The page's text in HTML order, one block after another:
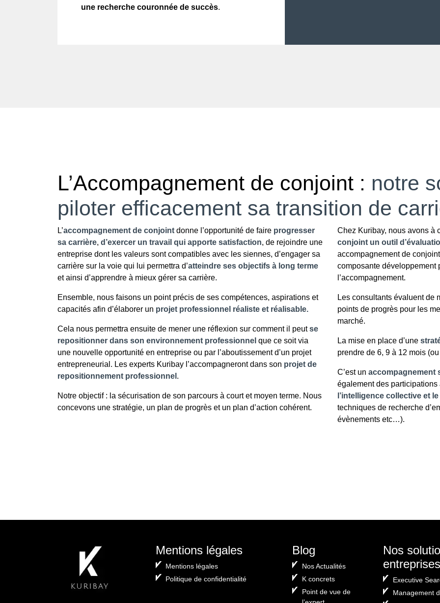
une recherche couronnée de succès.
L’Accompagnement de conjoint : notre
piloter efficacement sa transition de
L’accompagnement de conjoint donne l’opportunité de faire progresser
sa carrière, d’exercer un travail qui apporte satisfaction, de rejoindre une
entreprise dont les valeurs sont compatibles avec les siennes, d’engager sa
carrière sur la voie qui lui permettra d’atteindre ses objectifs à long terme
et ainsi d’apprendre à mieux gérer sa carrière.
Ensemble, nous faisons un point précis de ses compétences, aspirations et
capacités afin d’élaborer un projet professionnel réaliste et réalisable.
Cela nous permettra ensuite de mener une réflexion sur comment il peutse
repositionner dans son environnement professionnel que ce soit via
une nouvelle opportunité en entreprise ou par l’aboutissement d’un projet
entrepreneurial. Les experts Kuribay l’accompagneront dans son projet de
repositionnement professionnel .
Notre objectif : la sécurisation de son parcours à court et moyen terme. Nous
concevons une stratégie, un plan de progrès et un plan d’action cohérent.
Chez Kuribay, nous avons à
conjoint un outil
accompagnement de
composante développement
l’accompagnement.
Les consultants évaluent de
points de progrès pour les
marché.
La mise en place d’une
prendre de 6, 9 à 12 mois
C’est un accompagnement
également des
l’intelligence collective et
techniques de recherche
évènements etc…).
Mentions légales
Mentions légales
Politique de confidentialité
Blog
Nos Actualités
K concrets
Point de vue de
Nos
entreprises
Executive
Management